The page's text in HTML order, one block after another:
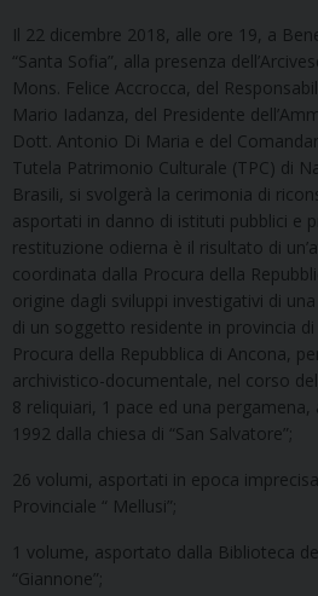
Il 22 dicembre 2018, alle ore 19, a
“Santa Sofia”, alla presenza
Mons. Felice Accrocca, del
Mario Iadanza, del Presidente
Dott. Antonio Di Maria e del
Tutela Patrimonio Culturale (TPC) di
Brasili, si svolgerà la cerimonia di
asportati in danno di istituti pubblici e
restituzione odierna è il risultato di
coordinata dalla Procura della
origine dagli sviluppi investigativi di
di un soggetto residente in provincia
Procura della Repubblica di Ancona,
archivistico-documentale, nel corso
8 reliquiari, 1 pace ed una
1992 dalla chiesa di “San Salvatore”;
26 volumi, asportati in epoca
Provinciale “ Mellusi”;
1 volume, asportato dalla Biblioteca
“Giannone”;